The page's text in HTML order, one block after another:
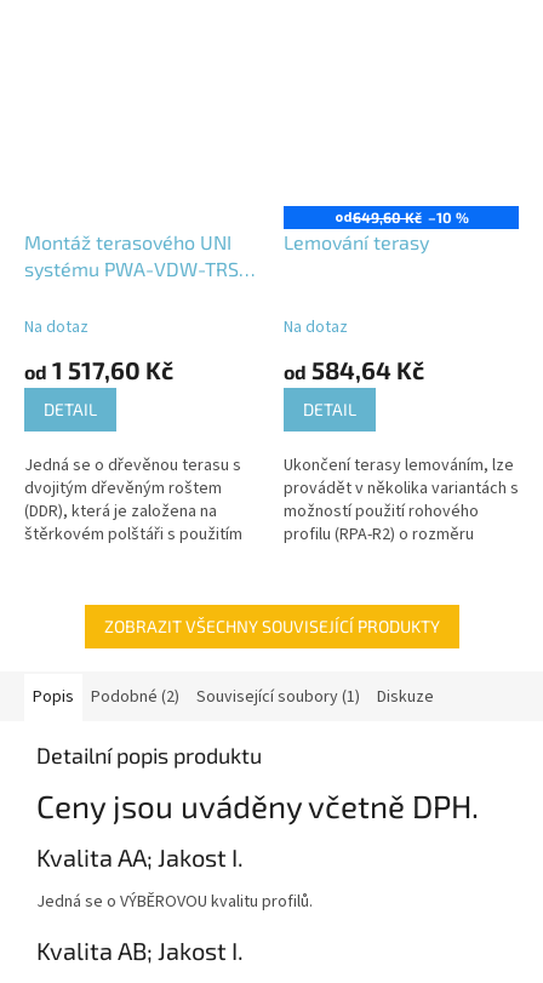
Montáž terasového UNI
systému PWA-VDW-TRS s
(DDR)
Na dotaz
od 1 517,60 Kč
DETAIL
Jedná se o dřevěnou terasu s
dvojitým dřevěným roštem
(DDR), která je založena na
štěrkovém polštáři s použitím
dřevěné prvky...
od649,60 Kč –10 %
Lemování terasy
Na dotaz
od 584,64 Kč
DETAIL
Ukončení terasy lemováním, lze
provádět v několika variantách s
možností použití rohového
profilu (RPA-R2) o rozměru
ZOBRAZIT VŠECHNY SOUVISEJÍCÍ PRODUKTY
Popis Podobné (2) Související soubory (1) Diskuze
Detailní popis produktu
Ceny jsou uváděny včetně DPH.
Kvalita AA; Jakost I.
Jedná se o VÝBĚROVOU kvalitu profilů.
Kvalita AB; Jakost I.